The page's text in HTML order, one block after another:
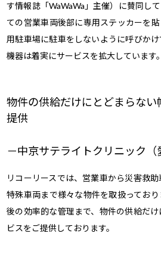
す情報誌「WaWaWa」主催）に賛同し
ての営業車両後部に専用ステッカーを
用駐車場に駐車をしないように呼びか
機器は着実にサービスを拡大しています。
物件の供給だけにとどまらな
提供
中京サテライトクリニック（
リコーリースでは、営業車から災害救
特殊車両まで様々な物件を取扱ってお
後の効率的な管理まで、物件の供給だ
ビスをご提供しております。